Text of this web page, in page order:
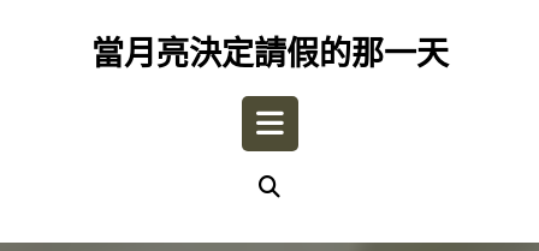
當月亮決定請假的那一天
Open